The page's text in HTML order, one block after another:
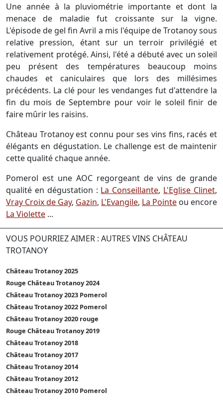
Une année à la pluviométrie importante et dont la
menace de maladie fut croissante sur la vigne.
L'épisode de gel fin Avril a mis l'équipe de Trotanoy sous
relative pression, étant sur un terroir privilégié et
relativement protégé. Ainsi, l'été a débuté avec un soleil
peu présent des températures beaucoup moins
chaudes et caniculaires que lors des millésimes
précédents. La clé pour les vendanges fut d'attendre la
fin du mois de Septembre pour voir le soleil finir de
faire mûrir les raisins.
Château Trotanoy est connu pour ses vins fins, racés et
élégants en dégustation. Le challenge est de maintenir
cette qualité chaque année.
Pomerol est une AOC regorgeant de vins de grande
qualité en dégustation : La Conseillante, L'Eglise Clinet,
Vray Croix de Gay, Gazin, L'Evangile, La Pointe ou encore
La Violette ...
VOUS POURRIEZ AIMER : AUTRES VINS CHÂTEAU
TROTANOY
Château Trotanoy 2025
Rouge Château Trotanoy 2024
Château Trotanoy 2023 Pomerol
Château Trotanoy 2022 Pomerol
Château Trotanoy 2020 rouge
Rouge Château Trotanoy 2019
Château Trotanoy 2018
Château Trotanoy 2017
Château Trotanoy 2014
Château Trotanoy 2012
Château Trotanoy 2010 Pomerol